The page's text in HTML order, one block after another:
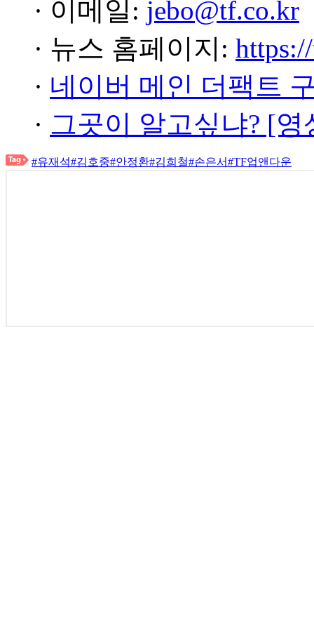
· 이메일: jebo@tf.co.kr
· 뉴스 홈페이지:
· 네이버 메인 더팩트
· 그곳이 알고싶냐? [
#유재석#김호중#안정환#김희철#손은서#TF업앤다운